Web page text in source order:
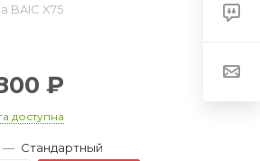
BAIC X75
₽
доступна
— Стандартный